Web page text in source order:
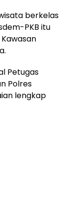
berkelas
PKB itu
Petugas
Polres
lengkap